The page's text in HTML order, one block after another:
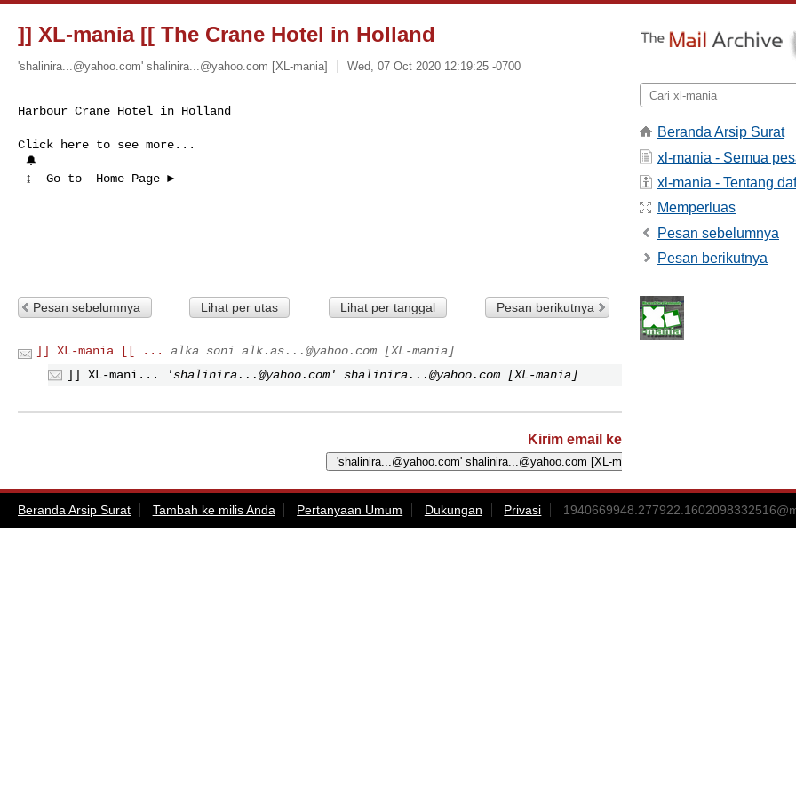
]] XL-mania [[ The Crane Hotel in Holland
'shalinira...@yahoo.com' shalinira...@yahoo.com [XL-mania] Wed, 07 Oct 2020 12:19:25 -0700
Click here to see more...
🔔
↨  Go to  Home Page ►
Pesan sebelumnya Lihat per utas Lihat per tanggal Pesan berikutnya
]] XL-mania [[ ... alka soni alk.as...@yahoo.com [XL-mania]
]] XL-mani...
'shalinira...@yahoo.com ' shalinira...@yahoo.com [XL-mania]
Kirim email ke
Beranda Arsip Surat
xl-mania - Semua
xl-mania - Tentang
Memperluas
Pesan sebelumnya
Pesan berikutnya
Beranda Arsip Surat Tambah ke milis Anda Pertanyaan Umum Dukungan Privasi